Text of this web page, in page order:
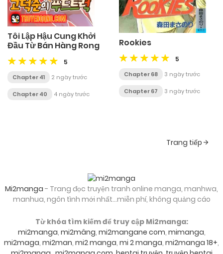
Tôi Lập Hậu Cung Khởi
Đầu Từ Bán Hàng Rong
5
Chapter 41 2 ngày trước
Chapter 40 4 ngày trước
Rookies
5
Chapter 68 3 ngày trước
Chapter 67 3 ngày trước
Trang tiếp
Mi2manga - Trang đọc truyện tranh online manga, manhwa,
manhua, ngôn tình mới nhất...miễn phí, không quảng cáo
Từ khóa tìm kiếm để truy cập Mi2manga:
mi2manga, mi2mâng, mi2mangane com, mimanga,
mi2maga, mi2man, mi2 manga, mi 2 manga, mi2manga 18+,